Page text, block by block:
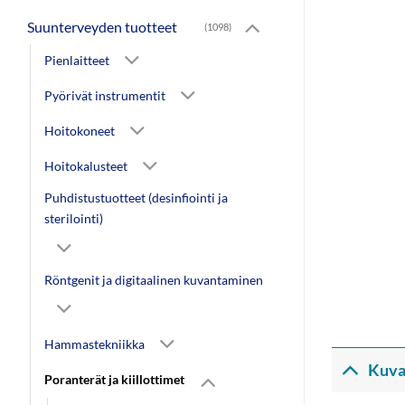
Suunterveyden tuotteet (1098)
Pienlaitteet
Pyörivät instrumentit
Hoitokoneet
Hoitokalusteet
Puhdistustuotteet (desinfiointi ja
sterilointi)
Röntgenit ja digitaalinen kuvantaminen
Hammastekniikka
Poranterät ja kiillottimet